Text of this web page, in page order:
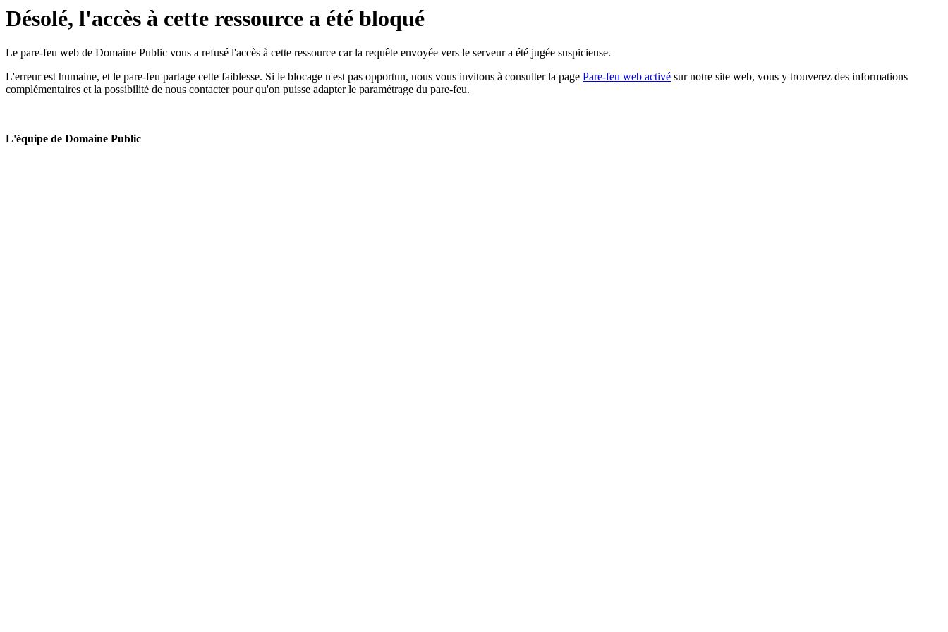
Désolé, l'accès à cette ressource a été bloqué
Le pare-feu web de Domaine Public vous a refusé l'accès à cette ressource car la requête envoyée vers le serveur a été jugée suspicieuse.
L'erreur est humaine, et le pare-feu partage cette faiblesse. Si le blocage n'est pas opportun, nous vous invitons à consulter la page Pare-feu web activé sur notre site web, vous y trouverez des informations
complémentaires et la possibilité de nous contacter pour qu'on puisse adapter le paramétrage du pare-feu.
L'équipe de Domaine Public